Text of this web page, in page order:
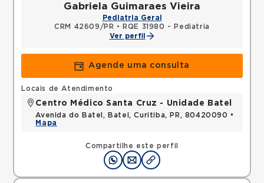
Gabriela Guimaraes Vieira
Pediatria Geral
CRM 42609/PR •
RQE 31980 - Pediatria
Ver perfil
Agende uma consulta
Compartilhe este perfil
Locais de Atendimento
Centro Médico Santa Cruz - Unidade Batel
Avenida do Batel, Batel, Curitiba, PR, 80420090 •
Mapa